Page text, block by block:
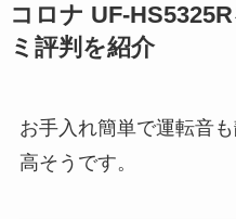
コロナ UF-
ミ評判を紹介
お手入れ簡単で運転音
高そうです。